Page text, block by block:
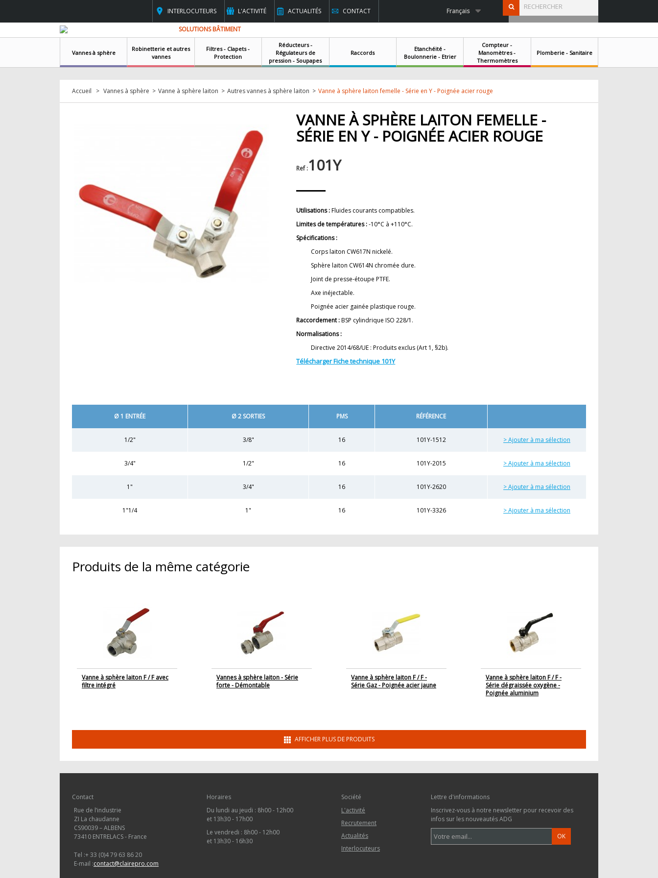
INTERLOCUTEURS L'ACTIVITÉ ACTUALITÉS CONTACT Français MA SÉLECTION
SOLUTIONS BÂTIMENT
Vannes à sphère
Robinetterie et autres
vannes
Filtres - Clapets -
Protection
Réducteurs -
Régulateurs de
pression - Soupapes
Raccords
Etanchéité -
Boulonnerie - Etrier
Compteur -
Manomètres -
Thermomètres
Plomberie - Sanitaire
Accueil > Vannes à sphère > Vanne à sphère laiton > Autres vannes à sphère laiton > Vanne à sphère laiton femelle - Série en Y - Poignée acier rouge
VANNE À SPHÈRE LAITON FEMELLE -
SÉRIE EN Y - POIGNÉE ACIER ROUGE
Ref :101Y
Utilisations :Fluides courants compatibles.
Limites de températures :-10°C à +110°C.
Spécifications :
Corps laiton CW617N nickelé.
Sphère laiton CW614N chromée dure.
Joint de presse-étoupe PTFE.
Axe inéjectable.
Poignée acier gainée plastique rouge.
Raccordement :BSP cylindrique ISO 228/1.
Normalisations :
Directive 2014/68/UE : Produits exclus (Art 1, §2b).
Télécharger Fiche technique 101Y
Ø 1 ENTRÉE Ø 2 SORTIES PMS RÉFÉRENCE
1/2" 3/8" 16 101Y-1512 > Ajouter à ma sélection
3/4" 1/2" 16 101Y-2015 > Ajouter à ma sélection
1" 3/4" 16 101Y-2620 > Ajouter à ma sélection
1"1/4 1" 16 101Y-3326 > Ajouter à ma sélection
Produits de la même catégorie
Vanne à sphère laiton F / F avec
filtre intégré
Vannes à sphère laiton - Série
forte - Démontable
Vanne à sphère laiton F / F -
Série Gaz - Poignée acier jaune
Vanne à sphère laiton F / F -
Série dégraissée oxygène -
Poignée aluminium
AFFICHER PLUS DE PRODUITS
Contact
Rue de l’industrie
ZI La chaudanne
CS90039 – ALBENS
73410 ENTRELACS - France
Tel :+ 33 (0)4 79 63 86 20
E-mail :contact@clairepro.com
Horaires
Du lundi au jeudi : 8h00 - 12h00
et 13h30 - 17h00
Le vendredi : 8h00 - 12h00
et 13h30 - 16h30
Société
L'activité
Recrutement
Actualités
Interlocuteurs
Lettre d'informations
Inscrivez-vous à notre newsletter pour recevoir des
infos sur les nouveautés ADG